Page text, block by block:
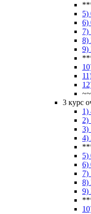
5)
6)
7)
8)
9)
3 курс
1)
2)
3)
4)
5)
6)
7)
8)
9)